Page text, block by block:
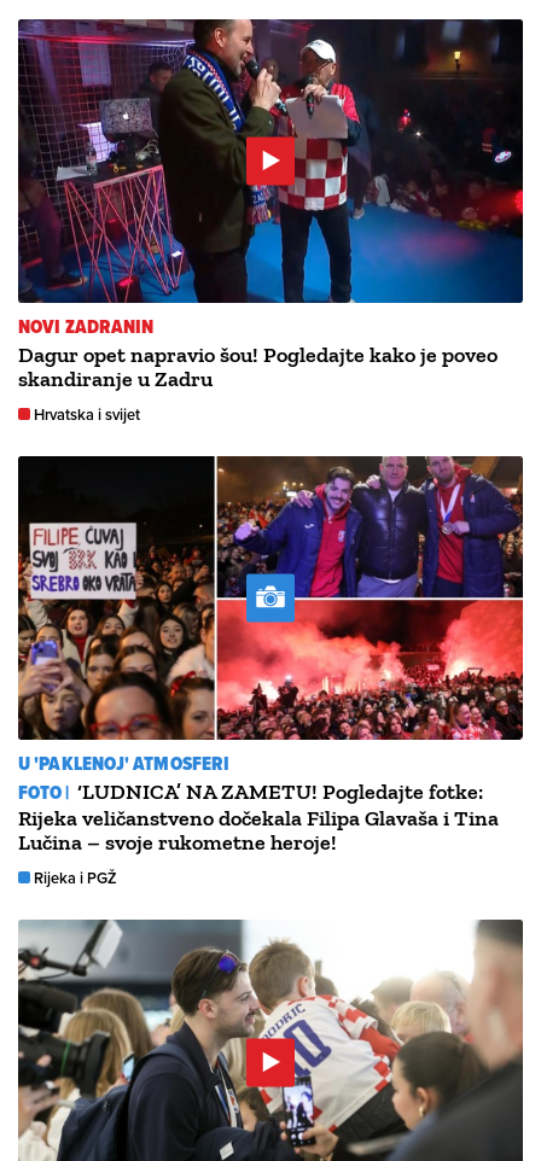
NOVI ZADRANIN
Dagur opet napravio šou! Pogledajte kako je poveo
skandiranje u Zadru
Hrvatska i svijet
U 'PAKLENOJ' ATMOSFERI
FOTO | ‘LUDNICA’ NA ZAMETU! Pogledajte fotke:
Rijeka veličanstveno dočekala Filipa Glavaša i Tina
Lučina – svoje rukometne heroje!
Rijeka i PGŽ